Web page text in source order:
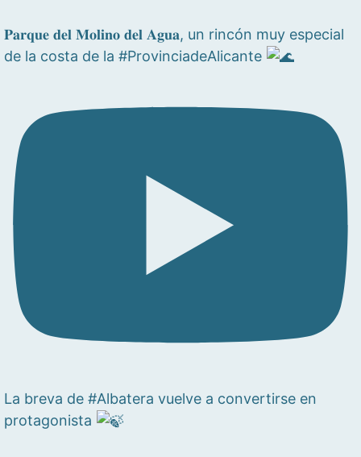
𝐏𝐚𝐫𝐪𝐮𝐞 𝐝𝐞𝐥 𝐌𝐨𝐥𝐢𝐧𝐨 𝐝𝐞𝐥 𝐀𝐠𝐮𝐚, un rincón muy especial
de la costa de la #ProvinciadeAlicante
La breva de #Albatera vuelve a convertirse en
protagonista